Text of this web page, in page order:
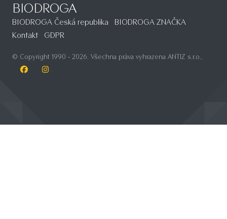
BIODROGA
BIODROGA Česká republika
BIODROGA ZNAČKA
Kontakt
GDPR
© Copyright 1990 - 2026 . Všechna práva vyhrazena ANTIZ s.r.o..